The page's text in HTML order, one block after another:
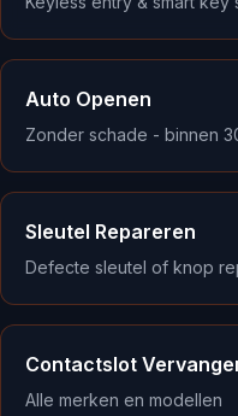
Auto Openen
Zonder schade - binnen
Sleutel Repareren
Defecte sleutel of knop
Contactslot
Alle merken en modellen